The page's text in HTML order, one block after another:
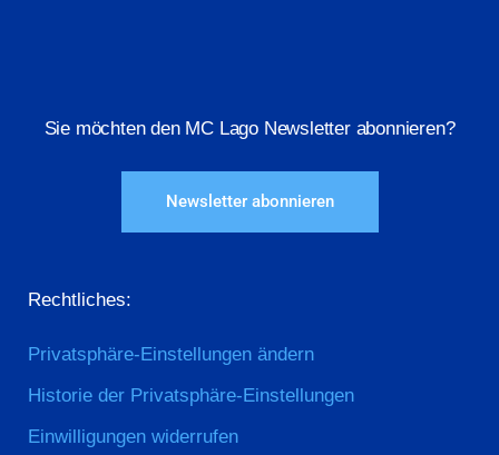
Sie möchten den MC Lago Newsletter abonnieren?
Newsletter abonnieren
Rechtliches:
Privatsphäre-Einstellungen ändern
Historie der Privatsphäre-Einstellungen
Einwilligungen widerrufen